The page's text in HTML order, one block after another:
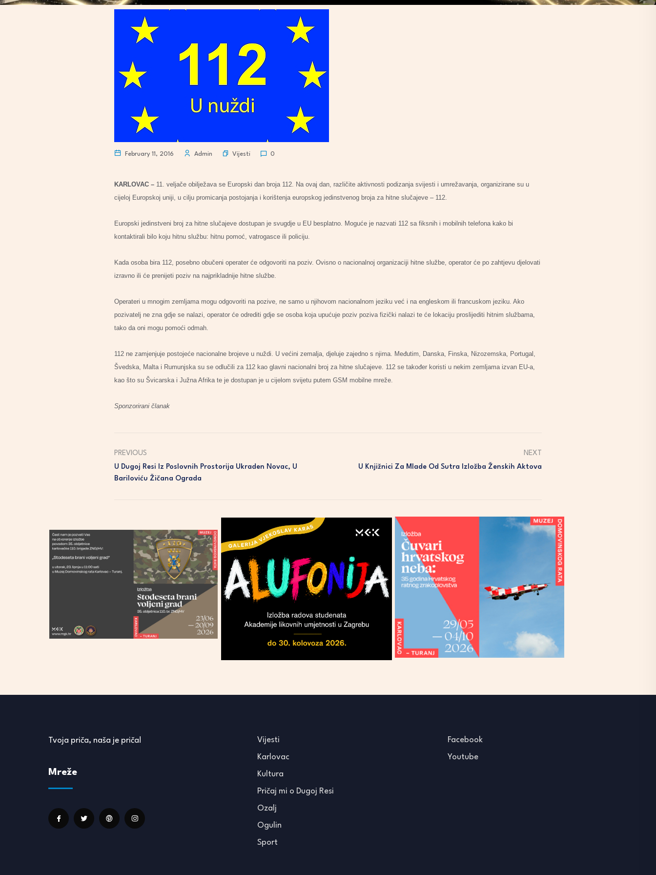
February 11, 2016 Admin Vijesti 0
KARLOVAC – 11. veljače obilježava se Europski dan broja 112. Na ovaj dan, različite aktivnosti podizanja svijesti i umrežavanja, organizirane su u
cijeloj Europskoj uniji, u cilju promicanja postojanja i korištenja europskog jedinstvenog broja za hitne slučajeve – 112.
Europski jedinstveni broj za hitne slučajeve dostupan je svugdje u EU besplatno. Moguće je nazvati 112 sa fiksnih i mobilnih telefona kako bi
kontaktirali bilo koju hitnu službu: hitnu pomoć, vatrogasce ili policiju.
Kada osoba bira 112, posebno obučeni operater će odgovoriti na poziv. Ovisno o nacionalnoj organizaciji hitne službe, operator će po zahtjevu djelovati
izravno ili će prenijeti poziv na najprikladnije hitne službe.
Operateri u mnogim zemljama mogu odgovoriti na pozive, ne samo u njihovom nacionalnom jeziku već i na engleskom ili francuskom jeziku. Ako
pozivatelj ne zna gdje se nalazi, operator će odrediti gdje se osoba koja upućuje poziv poziva fizički nalazi te će lokaciju proslijediti hitnim službama,
tako da oni mogu pomoći odmah.
112 ne zamjenjuje postojeće nacionalne brojeve u nuždi. U većini zemalja, djeluje zajedno s njima. Međutim, Danska, Finska, Nizozemska, Portugal,
Švedska, Malta i Rumunjska su se odlučili za 112 kao glavni nacionalni broj za hitne slučajeve. 112 se također koristi u nekim zemljama izvan EU-a,
kao što su Švicarska i Južna Afrika te je dostupan je u cijelom svijetu putem GSM mobilne mreže.
Sponzorirani članak
PREVIOUS
U Dugoj Resi Iz Poslovnih Prostorija Ukraden Novac, U
Bariloviću Žičana Ograda
NEXT
U Knjižnici Za Mlade Od Sutra Izložba Ženskih Aktova
Tvoja priča, naša je priča!
Mreže
Vijesti
Karlovac
Kultura
Pričaj mi o Dugoj Resi
Ozalj
Ogulin
Sport
Facebook
Youtube